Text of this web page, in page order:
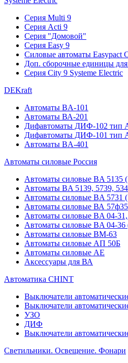
Серия Multi 9
Серия Acti 9
Серия "Домовой"
Серия Easy 9
Силовые автоматы Easypact
Доп. сборочные единицы
Серия City 9 Systeme Electric
DEKraft
Автоматы BA-101
Автоматы ВА-201
Дифавтоматы ДИФ-102 тип
Дифавтоматы ДИФ-101 тип
Автоматы BA-401
Автоматы силовые Россия
Автоматы силовые BA 5135
Автоматы BA 5139, 5739,
Автоматы силовые BA 5731
Автоматы силовые ВА
Автоматы силовые BA 04-
Автоматы силовые BA 04-36
Автоматы силовые ВМ-63
Автоматы силовые АП 50Б
Автоматы силовые АЕ
Аксессуары для ВА
Автоматика CHINT
Выключатели
Выключатели
УЗО
ДИФ
Выключатели
Светильники. Освещение. Фонари